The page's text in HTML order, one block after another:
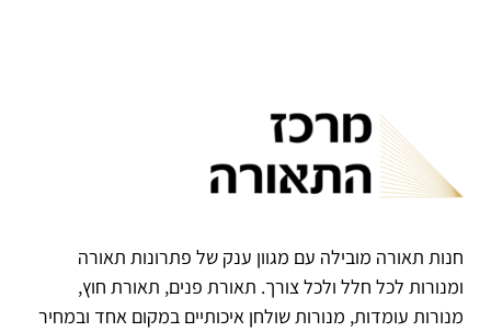
חנות תאורה מובילה עם מגוון ענק של פתרונות תאורה
ומנורות לכל חלל ולכל צורך. תאורת פנים, תאורת חוץ,
מנורות עומדות, מנורות שולחן איכותיים במקום אחד ובמחיר